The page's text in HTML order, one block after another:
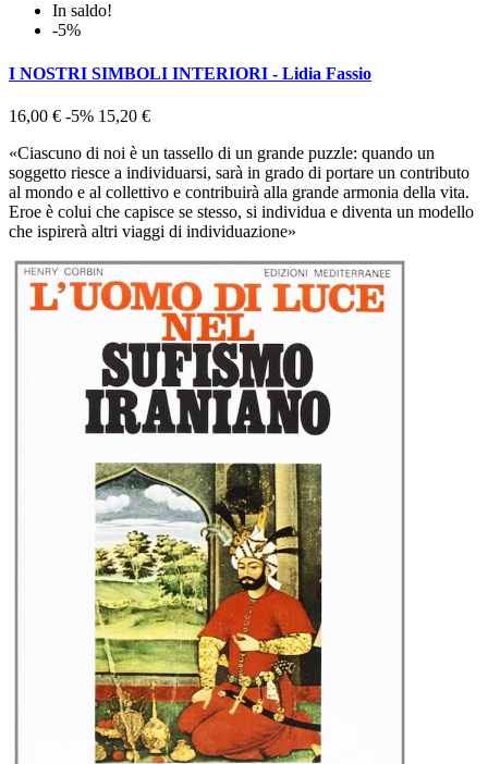
In saldo!
-5%
I NOSTRI SIMBOLI INTERIORI - Lidia Fassio
16,00 € -5% 15,20 €
«Ciascuno di noi è un tassello di un grande puzzle: quando un
soggetto riesce a individuarsi, sarà in grado di portare un contributo
al mondo e al collettivo e contribuirà alla grande armonia della vita.
Eroe è colui che capisce se stesso, si individua e diventa un modello
che ispirerà altri viaggi di individuazione»